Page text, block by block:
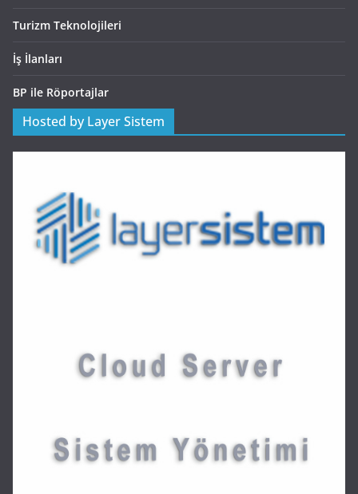
Turizm Teknolojileri
İş İlanları
BP ile Röportajlar
Hosted by Layer Sistem